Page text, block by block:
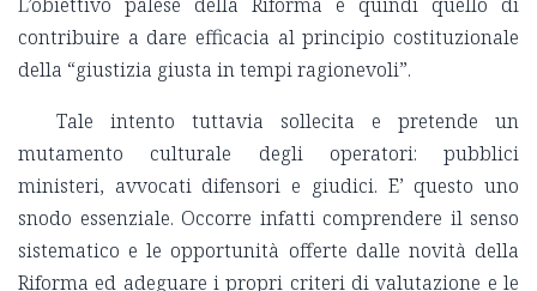
L’obiettivo palese della Riforma è quindi quello di
contribuire a dare efficacia al principio costituzionale
della “giustizia giusta in tempi ragionevoli”.
Tale intento tuttavia sollecita e pretende un
mutamento culturale degli operatori: pubblici
ministeri, avvocati difensori e giudici. E’ questo uno
snodo essenziale. Occorre infatti comprendere il senso
sistematico e le opportunità offerte dalle novità della
Riforma ed adeguare i propri criteri di valutazione e le